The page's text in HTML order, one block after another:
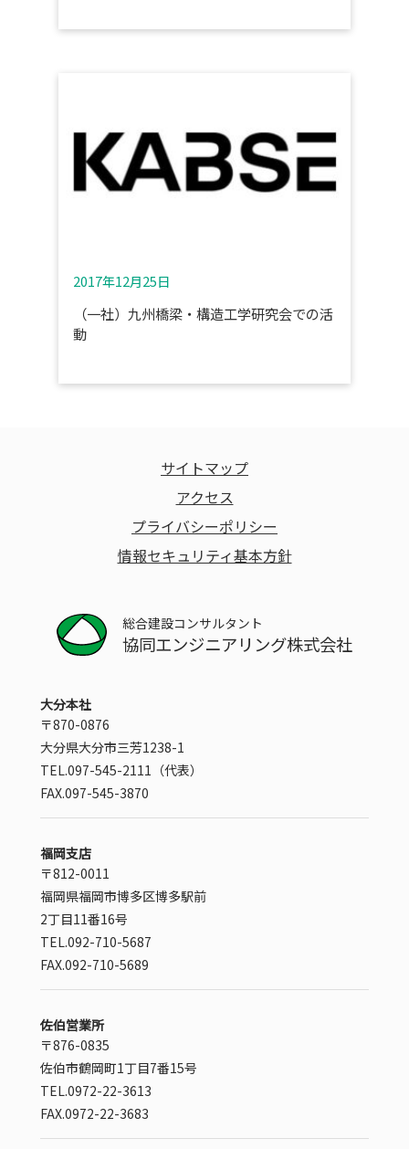
2017年12月25日
（一社）九州橋梁・構造工学研究会での活
動
サイトマップ
アクセス
プライバシーポリシー
情報セキュリティ基本方針
総合建設コンサルタント
協同エンジニアリング株式会社
大分本社
〒870-0876
大分県大分市三芳1238-1
TEL.097-545-2111（代表）
FAX.097-545-3870
福岡支店
〒812-0011
福岡県福岡市博多区博多駅前
2丁目11番16号
TEL.092-710-5687
FAX.092-710-5689
佐伯営業所
〒876-0835
佐伯市鶴岡町1丁目7番15号
TEL.0972-22-3613
FAX.0972-22-3683